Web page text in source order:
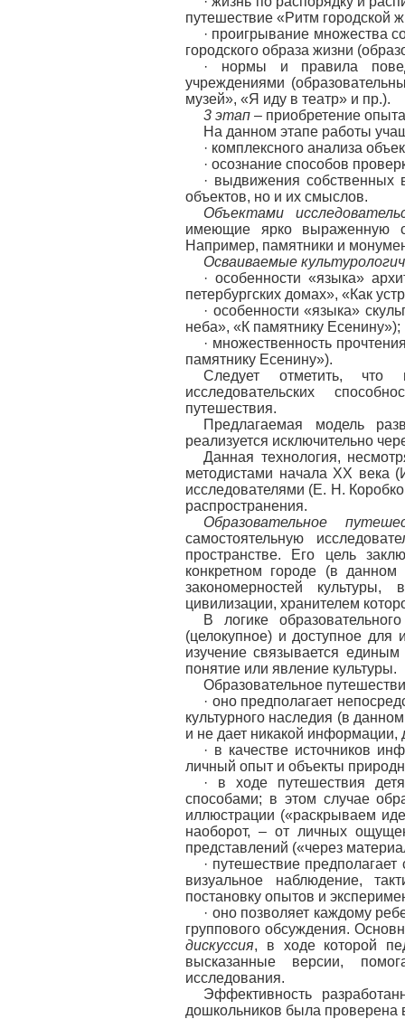
путешествие «Ритм городской
· проигрывание множества
городского образа жизни
· нормы и правила
учреждениями
музей», «Я иду в театр» и пр.).
3 этап – приобретение
На данном этапе работы
· комплексного анализа
· осознание способов
· выдвижения собственных
объектов, но и их смыслов.
Объектами
имеющие ярко выраженную
Например, памятники и
Осваиваемые
· особенности «языка»
петербургских домах», «Как
· особенности «языка»
неба», «К памятнику Есенину»);
· множественность
памятнику Есенину»).
Следует отметить, что
исследовательских
путешествия.
Предлагаемая модель
реализуется исключительно
Данная технология,
методистами начала XX
исследователями (Е. Н.
распространения.
Образовательное
самостоятельную
пространстве. Его цель
конкретном городе (в
закономерностей культуры,
цивилизации, хранителем
В логике
(целокупное) и доступное для
изучение связывается
понятие или явление культуры.
Образовательное
· оно предполагает
культурного наследия (в
и не дает никакой информации,
· в качестве источников
личный опыт и объекты
· в ходе путешествия
способами; в этом случае
иллюстрации («раскрываем
наоборот, – от личных
представлений («через
· путешествие
визуальное наблюдение,
постановку опытов и
· оно позволяет каждому
группового обсуждения.
дискуссия, в ходе которой
высказанные версии,
исследования.
Эффективность
дошкольников была проверена